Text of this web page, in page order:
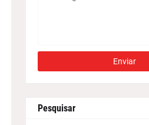
Pesquisar